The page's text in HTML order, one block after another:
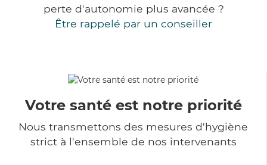
perte d'autonomie plus avancée ?
Être rappelé par un conseiller
Votre santé est notre priorité
Nous transmettons des mesures d'hygiène
strict à l'ensemble de nos intervenants